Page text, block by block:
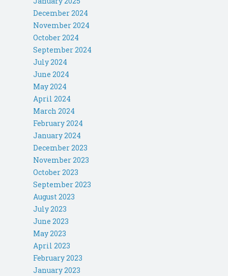
December 2024
November 2024
October 2024
September 2024
July 2024
June 2024
May 2024
April 2024
March 2024
February 2024
January 2024
December 2023
November 2023
October 2023
September 2023
August 2023
July 2023
June 2023
May 2023
April 2023
February 2023
January 2023